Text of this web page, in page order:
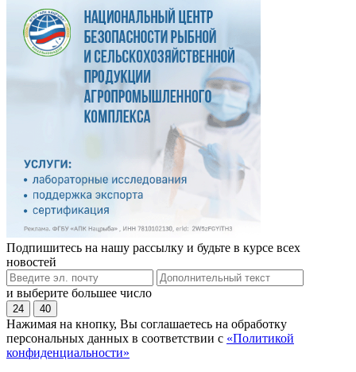
Подпишитесь на нашу рассылку и будьте в курсе всех
новостей
и выберите большее число
24 40
Нажимая на кнопку, Вы соглашаетесь на обработку
персональных данных в соответствии с «Политикой
конфиденциальности»